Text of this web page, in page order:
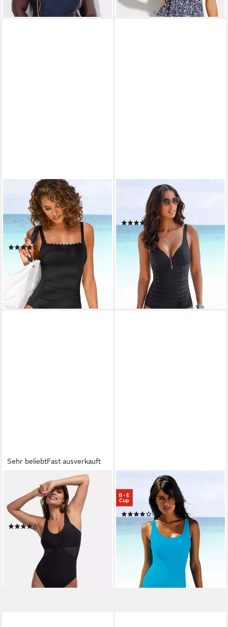
lieferbar - in 1-2 Werktagen bei dir
LASCANA
Badeanzug Camilla mit
Miedereinsatz, eingearbeitete
Softcups, Unterbrustgummi
vorne
(112)
ab 69,99 €
lieferbar - in 1-2 Werktagen bei dir
Badeanzug mit dekorativer
Raffung und Shaping-Effekt
(159)
ab 69,99 € 89,99 €
lieferbar - in 1-2 Werktagen bei dir
Sehr beliebtFast ausverkauft
Badeanzug Saint Tropez Ohne
Bügel, Powermesh,
herausnehmbare Polster
(31)
ab 25,99 € 30,00 €
lieferbar - in 1-2 Werktagen bei dir
Badeanzug mit Schlankmach-
Effekt
(832)
ab 54,99 € 65,99 €
-17%
lieferbar - in 1-2 Werktagen bei dir